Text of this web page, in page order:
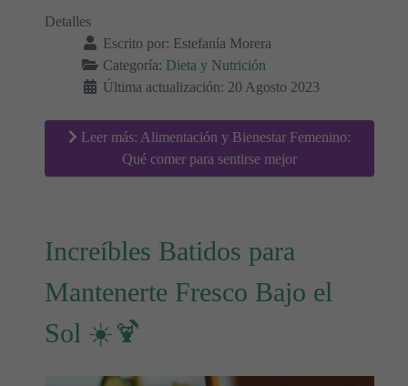
Detalles
Escrito por: Estefanía Morera
Categoría: Dieta y Nutrición
Última actualización: 20 Agosto 2023
Leer más: Alimentación y Bienestar Femenino:
Qué comer para sentirse mejor
Increíbles Batidos para
Mantenerte Fresco Bajo el
Sol ☀️🍹